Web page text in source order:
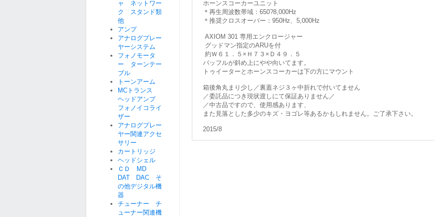
ホーンスコーカーユニット
＊再生周波数帯域：650?8,000Hz
＊推奨クロスオーバー：950Hz、5,000Hz
AXIOM 301 専用エンクロージャー
グッドマン指定のARUを付
約Ｗ６１．５×Ｈ７３×Ｄ４９．５
バッフルが斜め上にやや向いてます。
トゥイーターとホーンスコーカーは下の方にマウント
箱後角丸まり少し／裏蓋ネジ３ヶ中折れで付いてません
／委託品につき現状渡しにて保証ありません／
／中古品ですので、使用感あります、
また見落とした多少のキズ・ヨゴレ等あるかもしれません。ご了承下さい。
2015/8
ャ ネットワー
ク スタンド類
他
アンプ
アナログプレー
ヤーシステム
フォノモータ
ー ターンテー
ブル
トーンアーム
MCトランス
ヘッドアンプ
フォノイコライ
ザー
アナログプレー
ヤー関連アクセ
サリー
カートリッジ
ヘッドシェル
ＣＤ MD
DAT DAC そ
の他デジタル機
器
チューナー チ
ューナー関連機